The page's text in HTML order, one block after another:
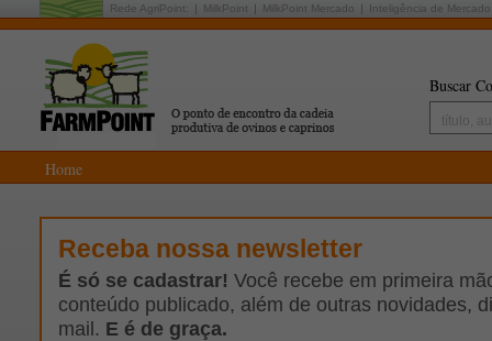
Rede AgriPoint: MilkPoint MilkPoint Mercado Inteligência de Mercado
Buscar
Home
Receba nossa newsletter
É só se cadastrar! Você recebe em primeira
conteúdo publicado, além de outras novidades,
mail. E é de graça.